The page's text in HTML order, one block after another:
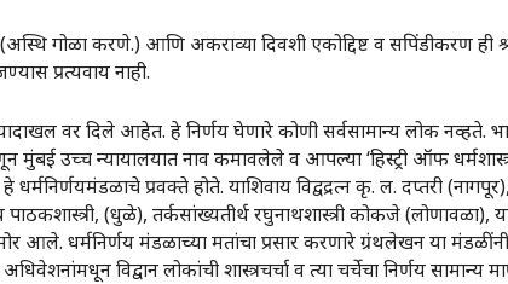
गोळा करणे.) आणि अकराव्या दिवशी एकोद्दिष्ट व सपिंडीकरण ही
प्रत्यवाय नाही.
वर दिले आहेत. हे निर्णय घेणारे कोणी सर्वसामान्य लोक नव्हते.
उच्च न्यायालयात नाव कमावलेले व आपल्या ‌‘हिस्ट्री ऑफ धर्मशास्त्र‌’
प्रवक्ते होते. याशिवाय विद्वद्रत्न कृ. ल. दप्तरी (नागपूर),
(धुळे), तर्कसांख्यतीर्थ रघुनाथशास्त्री कोकजे (लोणावळा),
आले. धर्मनिर्णय मंडळाच्या मतांचा प्रसार करणारे ग्रंथलेखन या
विद्वान लोकांची शास्त्रचर्चा व त्या चर्चेचा निर्णय